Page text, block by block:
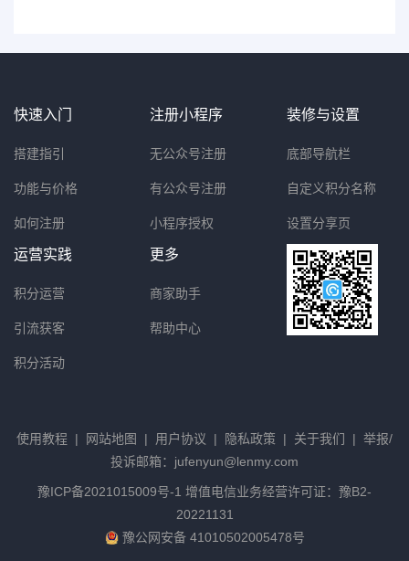
快速入门
搭建指引
功能与价格
如何注册
注册小程序
无公众号注册
有公众号注册
小程序授权
装修与设置
底部导航栏
自定义积分名称
设置分享页
运营实践
积分运营
引流获客
积分活动
更多
商家助手
帮助中心
使用教程 | 网站地图 | 用户协议 | 隐私政策 | 关于我们 | 举报/
投诉邮箱：jufenyun@lenmy.com
豫ICP备2021015009号-1 增值电信业务经营许可证：豫B2-
20221131
豫公网安备 41010502005478号